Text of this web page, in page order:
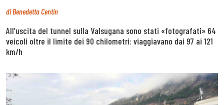
diBenedetta Centin
All’uscita del tunnel sulla Valsugana sono stati «fotografati» 64
veicoli oltre il limite dei 90 chilometri: viaggiavano dai 97 ai 121
km/h